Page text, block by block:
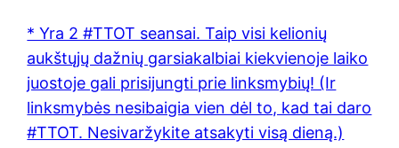
* Yra 2 #TTOT seansai. Taip visi kelionių
aukštųjų dažnių garsiakalbiai kiekvienoje laiko
juostoje gali prisijungti prie linksmybių! (Ir
linksmybės nesibaigia vien dėl to, kad tai daro
#TTOT. Nesivaržykite atsakyti visą dieną.)